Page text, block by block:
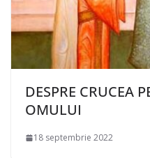
DESPRE CRUCEA
OMULUI
18 septembrie 2022